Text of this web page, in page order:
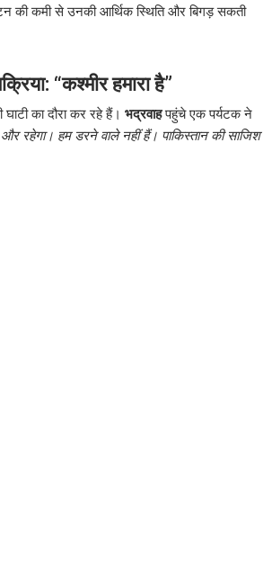
की कमी से उनकी आर्थिक स्थिति और बिगड़ सकती
“कश्मीर हमारा है”
का दौरा कर रहे हैं।भद्रवाहपहुंचे एक पर्यटक ने
और रहेगा। हम डरने वाले नहीं हैं। पाकिस्तान की साजिश